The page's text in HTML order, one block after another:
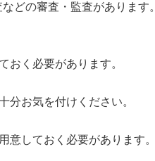
どの審査・監査があります。
く必要があります。
お気を付けください。
しておく必要があります。